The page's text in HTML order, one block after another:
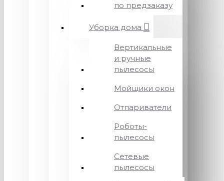
по предзаказу
Уборка дома
Вертикальные
и ручные
пылесосы
Мойщики окон
Отпариватели
Роботы-
пылесосы
Сетевые
пылесосы